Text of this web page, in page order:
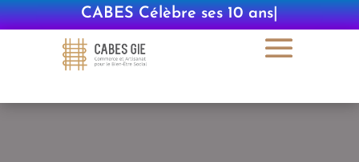
CABES Célèbre ses 10 ans|